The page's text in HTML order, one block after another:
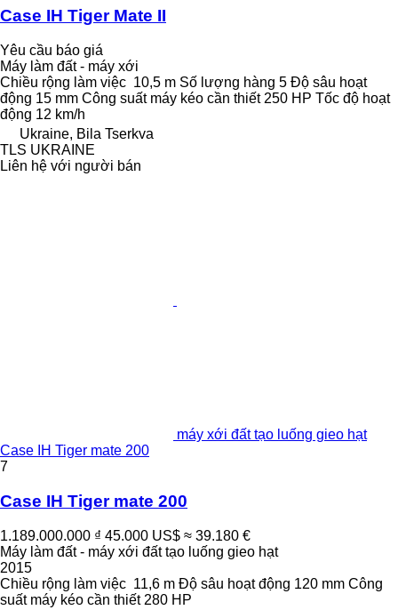
Case IH Tiger Mate II
Yêu cầu báo giá
Máy làm đất - máy xới
Chiều rộng làm việc 10,5 m Số lượng hàng 5 Độ sâu hoạt
động 15 mm Công suất máy kéo cần thiết 250 HP Tốc độ hoạt
động 12 km/h
Ukraine, Bila Tserkva
TLS UKRAINE
Liên hệ với người bán
máy xới đất tạo luống gieo hạt
Case IH Tiger mate 200
7
Case IH Tiger mate 200
1.189.000.000 ₫ 45.000 US$ ≈ 39.180 €
Máy làm đất - máy xới đất tạo luống gieo hạt
2015
Chiều rộng làm việc 11,6 m Độ sâu hoạt động 120 mm Công
suất máy kéo cần thiết 280 HP